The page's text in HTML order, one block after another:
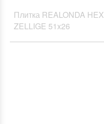
Плитка REALONDA HEX
ZELLIGE 51x26